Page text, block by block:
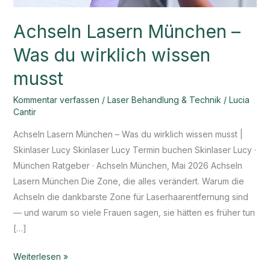
Achseln Lasern München –
Was du wirklich wissen
musst
Kommentar verfassen / Laser Behandlung & Technik / Lucia
Cantir
Achseln Lasern München – Was du wirklich wissen musst |
Skinlaser Lucy Skinlaser Lucy Termin buchen Skinlaser Lucy ·
München Ratgeber · Achseln München, Mai 2026 Achseln
Lasern München Die Zone, die alles verändert. Warum die
Achseln die dankbarste Zone für Laserhaarentfernung sind
— und warum so viele Frauen sagen, sie hätten es früher tun
[…]
Weiterlesen »